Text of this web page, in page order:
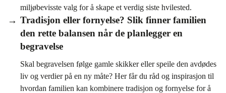
miljøbevisste valg for å skape et verdig siste hvilested.
Tradisjon eller fornyelse? Slik finner familien
den rette balansen når de planlegger en
begravelse
Skal begravelsen følge gamle skikker eller speile den avdødes
liv og verdier på en ny måte? Her får du råd og inspirasjon til
hvordan familien kan kombinere tradisjon og fornyelse for å